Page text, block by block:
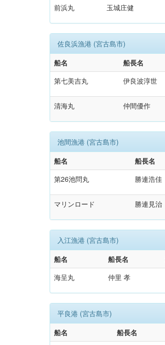
前浜丸
玉城庄健
佐良浜漁港 (宮古島市)
船名
船長名
第七美吉丸
伊良波淳世
清海丸 仲間優作
池間漁港 (宮古島市)
船名
船長名
第26池問丸
勝連浩佳
マリンロード 勝連見治
入江漁港 (宮古島市)
船名
船長名
海呈丸
仲里 孝
平良港 (宮古島市)
船名
船長名